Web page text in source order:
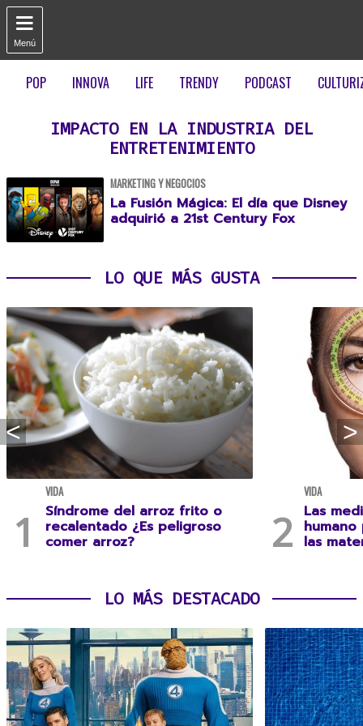

Menú
POP INNOVA LIFE TRENDY PODCAST
IMPACTO EN LA INDUSTRIA DEL
ENTRETENIMIENTO
MARKETING Y NEGOCIOS
La Fusión Mágica: El día que Disney
adquirió a 21st Century Fox
LO QUE MÁS GUSTA
VIDA
Síndrome del arroz frito o
recalentado ¿Es peligroso
comer arroz?
VIDA
Las
las
LO MÁS DESTACADO